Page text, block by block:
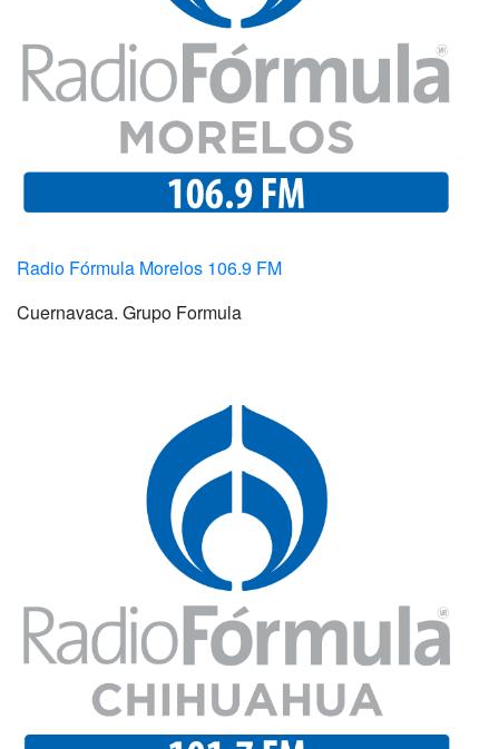
Radio Fórmula Morelos 106.9 FM
Cuernavaca. Grupo Formula